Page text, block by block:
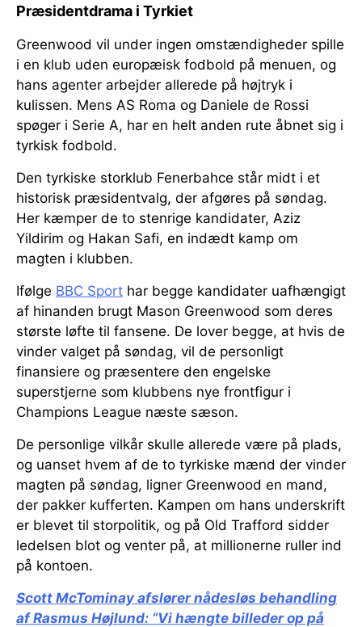
Præsidentdrama i Tyrkiet
Greenwood vil under ingen omstændigheder spille
i en klub uden europæisk fodbold på menuen, og
hans agenter arbejder allerede på højtryk i
kulissen. Mens AS Roma og Daniele de Rossi
spøger i Serie A, har en helt anden rute åbnet sig i
tyrkisk fodbold.
Den tyrkiske storklub Fenerbahce står midt i et
historisk præsidentvalg, der afgøres på søndag.
Her kæmper de to stenrige kandidater, Aziz
Yildirim og Hakan Safi, en indædt kamp om
magten i klubben.
Ifølge BBC Sport har begge kandidater uafhængigt
af hinanden brugt Mason Greenwood som deres
største løfte til fansene. De lover begge, at hvis de
vinder valget på søndag, vil de personligt
finansiere og præsentere den engelske
superstjerne som klubbens nye frontfigur i
Champions League næste sæson.
De personlige vilkår skulle allerede være på plads,
og uanset hvem af de to tyrkiske mænd der vinder
magten på søndag, ligner Greenwood en mand,
der pakker kufferten. Kampen om hans underskrift
er blevet til storpolitik, og på Old Trafford sidder
ledelsen blot og venter på, at millionerne ruller ind
på kontoen.
Scott McTominay afslører nådesløs behandling
af Rasmus Højlund: “Vi hængte billeder op på